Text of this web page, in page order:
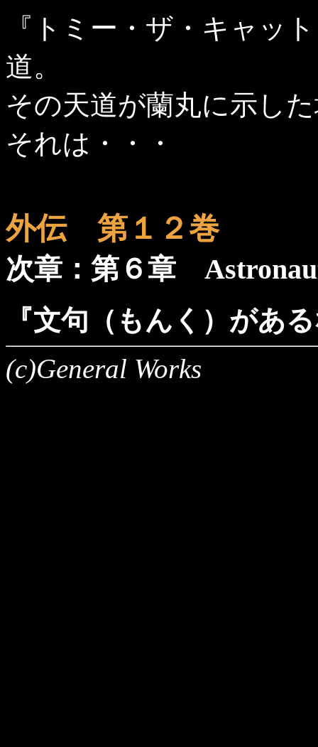
『トミー・ザ・キャッ
道。
その天道が蘭丸に示し
それは・・・
外伝 第１２巻
次章：第６章
『文句（もんく）があ
(c)General Works